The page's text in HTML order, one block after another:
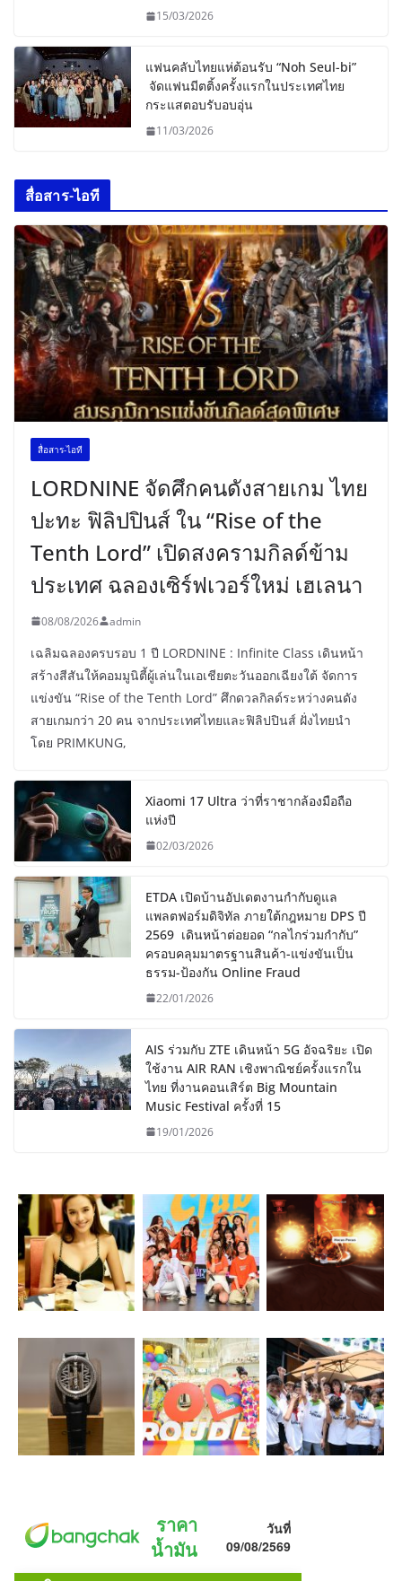
15/03/2026
แฟนคลับไทยแห่ต้อนรับ “Noh Seul-bi”
จัดแฟนมีตติ้งครั้งแรกในประเทศไทย
กระแสตอบรับอบอุ่น
11/03/2026
สื่อสาร-ไอที
สื่อสาร-ไอที
LORDNINE จัดศึกคนดังสายเกม ไทย
ปะทะ ฟิลิปปินส์ ใน “Rise of the
Tenth Lord” เปิดสงครามกิลด์ข้าม
ประเทศ ฉลองเซิร์ฟเวอร์ใหม่ เฮเลนา
08/08/2026 admin
เฉลิมฉลองครบรอบ 1 ปี LORDNINE : Infinite Class เดินหน้า
สร้างสีสันให้คอมมูนิตี้ผู้เล่นในเอเชียตะวันออกเฉียงใต้ จัดการ
แข่งขัน “Rise of the Tenth Lord” ศึกดวลกิลด์ระหว่างคนดัง
สายเกมกว่า 20 คน จากประเทศไทยและฟิลิปปินส์ ฝั่งไทยนำ
โดย PRIMKUNG,
Xiaomi 17 Ultra ว่าที่ราชากล้องมือถือ
แห่งปี
02/03/2026
ETDA เปิดบ้านอัปเดตงานกำกับดูแล
แพลตฟอร์มดิจิทัล ภายใต้กฎหมาย DPS ปี
2569 เดินหน้าต่อยอด “กลไกร่วมกำกับ”
ครอบคลุมมาตรฐานสินค้า-แข่งขันเป็น
ธรรม-ป้องกัน Online Fraud
22/01/2026
AIS ร่วมกับ ZTE เดินหน้า 5G อัจฉริยะ เปิด
ใช้งาน AIR RAN เชิงพาณิชย์ครั้งแรกใน
ไทย ที่งานคอนเสิร์ต Big Mountain
Music Festival ครั้งที่ 15
19/01/2026